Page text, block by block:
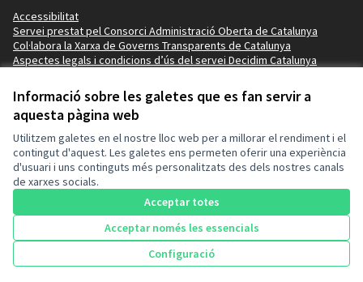
Informació sobre les galetes que es fan servir a
aquesta pàgina web
Utilitzem galetes en el nostre lloc web per a millorar el rendiment i el
contingut d'aquest. Les galetes ens permeten oferir una experiència
d'usuari i uns continguts més personalitzats des dels nostres canals
de xarxes socials.
Acceptar totes
Acceptar només les essencials
Configuració
Inici Cercar Activitat Entra
Accessibilitat
Servei prestat pel Consorci Administració Oberta de Catalunya
Col·labora la Xarxa de Governs Transparents de Catalunya
Aspectes legals i condicions d’ús del servei Decidim Catalunya
Termes i condicions
Configuració de les galetes
Ajuntament de Mollerussa a Facebook
(Enllaç extern)
Ajuntament de Mollerussa a Instagram
(Enllaç extern)
Ajuntament de Mollerussa a YouTube
(Enllaç extern)
Ajuntament de Mollerussa a GitHub
(Enllaç extern)
Web creada amb
(Enllaç extern)
Amb
(Enllaç